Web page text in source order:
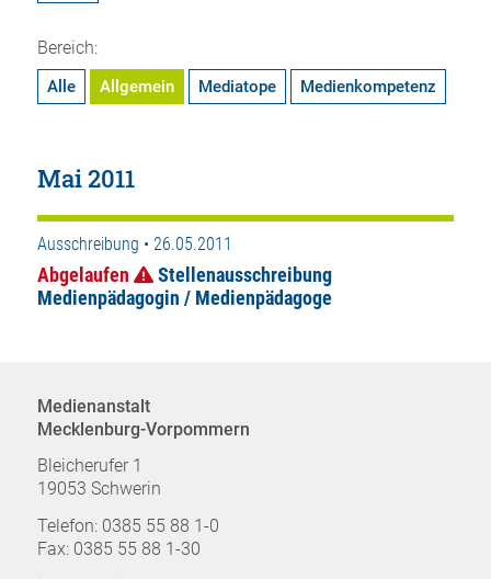
Bereich:
Alle Allgemein Mediatope Medienkompetenz
Mai 2011
Ausschreibung • 26.05.2011
Abgelaufen
Stellenausschreibung
Medienpädagogin / Medienpädagoge
Medienanstalt
Mecklenburg-Vorpommern
Bleicherufer 1
19053 Schwerin
Telefon: 0385 55 88 1-0
Fax: 0385 55 88 1-30